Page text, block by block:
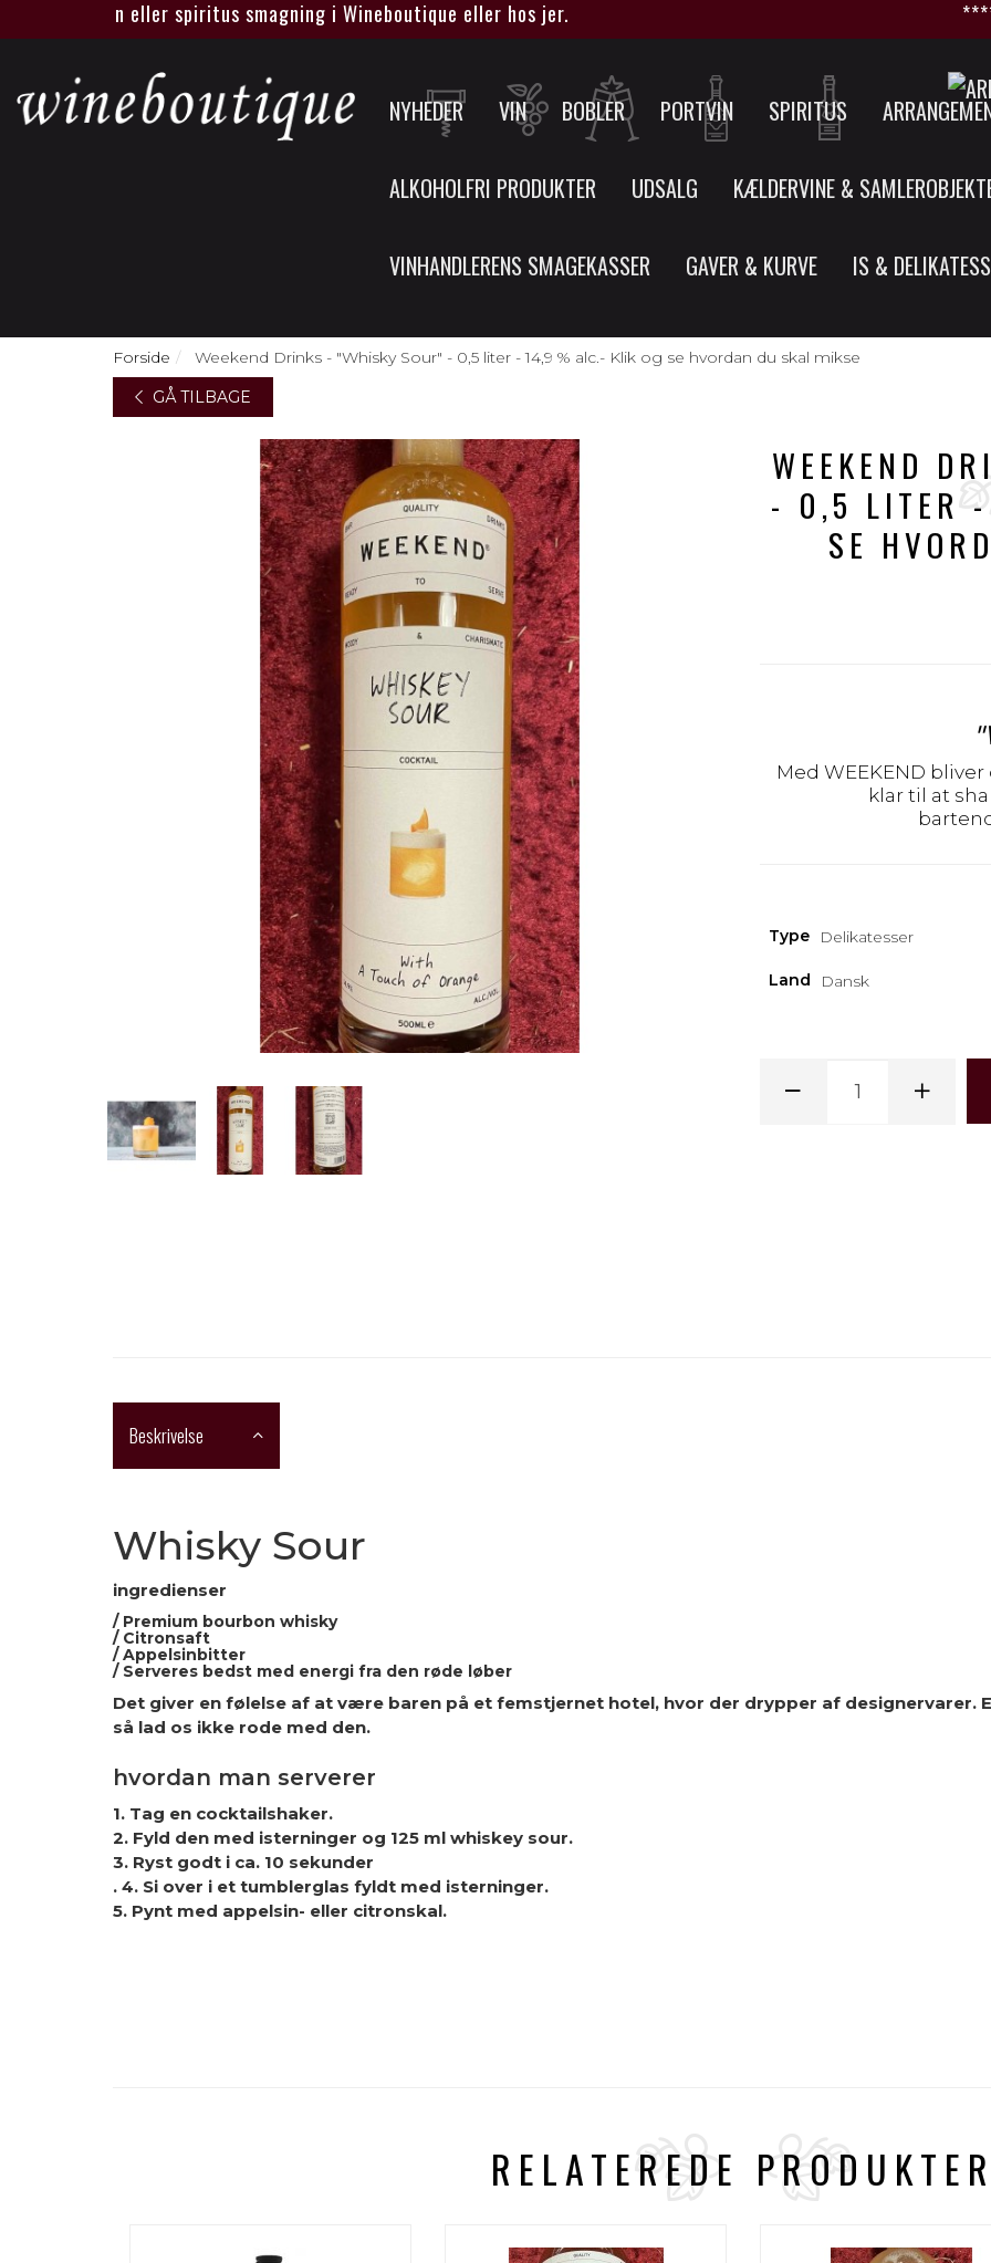
vin eller spiritus smagning i Wineboutique eller hos jer.
NYHEDER VIN BOBLER PORTVIN SPIRITUS
ALKOHOLFRI PRODUKTER UDSALG KÆLDERVINE &
VINHANDLERENS SMAGEKASSER GAVER & KURVE IS &
Forside
Weekend Drinks - "Whisky Sour" - 0,5 liter - 14,9 % alc.- Klik og se hvordan du skal mikse
GÅ TILBAGE
WEEKEND
- 0,5 LITER
SE
Med WEEKEND
klar til at
Type Delikatesser
Land Dansk
Beskrivelse
Whisky Sour
ingredienser
/ Premium bourbon whisky
/ Citronsaft
/ Appelsinbitter
/ Serveres bedst med energi fra den røde løber
Det giver en følelse af at være baren på et femstjernet hotel, hvor der drypper af designervarer.
så lad os ikke rode med den.
hvordan man serverer
1. Tag en cocktailshaker.
2. Fyld den med isterninger og 125 ml whiskey sour.
3. Ryst godt i ca. 10 sekunder
. 4. Si over i et tumblerglas fyldt med isterninger.
5. Pynt med appelsin- eller citronskal.
RELATEREDE